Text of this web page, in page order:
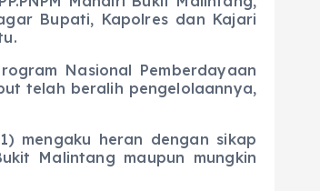
Bupati, Kapolres dan Kajari
Nasional Pemberdayaan
telah beralih pengelolaannya,
mengaku heran dengan sikap
Malintang maupun mungkin